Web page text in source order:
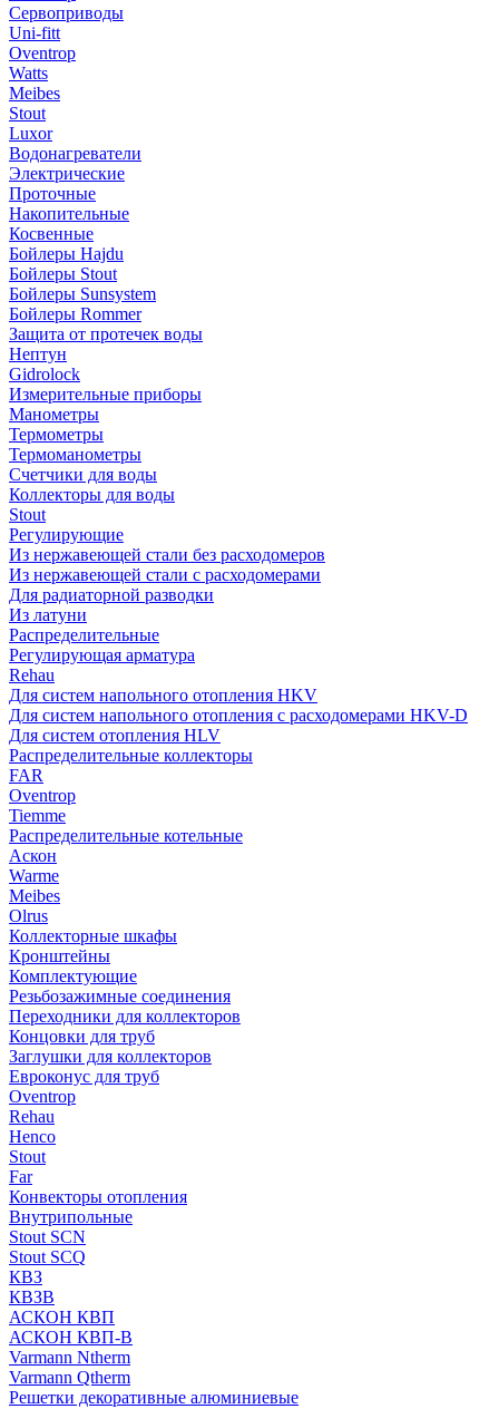
Сервоприводы
Uni-fitt
Oventrop
Watts
Meibes
Stout
Luxor
Водонагреватели
Электрические
Проточные
Накопительные
Косвенные
Бойлеры Hajdu
Бойлеры Stout
Бойлеры Sunsystem
Бойлеры Rommer
Защита от протечек воды
Нептун
Gidrolock
Измерительные приборы
Манометры
Термометры
Термоманометры
Счетчики для воды
Коллекторы для воды
Stout
Регулирующие
Из нержавеющей стали без расходомеров
Из нержавеющей стали с расходомерами
Для радиаторной разводки
Из латуни
Распределительные
Регулирующая арматура
Rehau
Для систем напольного отопления HKV
Для систем напольного отопления с расходомерами HKV-D
Для систем отопления HLV
Распределительные коллекторы
FAR
Oventrop
Tiemme
Распределительные котельные
Аскон
Warme
Meibes
Olrus
Коллекторные шкафы
Кронштейны
Комплектующие
Резьбозажимные соединения
Переходники для коллекторов
Концовки для труб
Заглушки для коллекторов
Евроконус для труб
Oventrop
Rehau
Henco
Stout
Far
Конвекторы отопления
Внутрипольные
Stout SCN
Stout SCQ
КВЗ
КВЗВ
АСКОН КВП
АСКОН КВП-В
Varmann Ntherm
Varmann Qtherm
Решетки декоративные алюминиевые